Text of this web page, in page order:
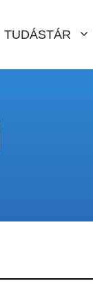
TUDÁSTÁR